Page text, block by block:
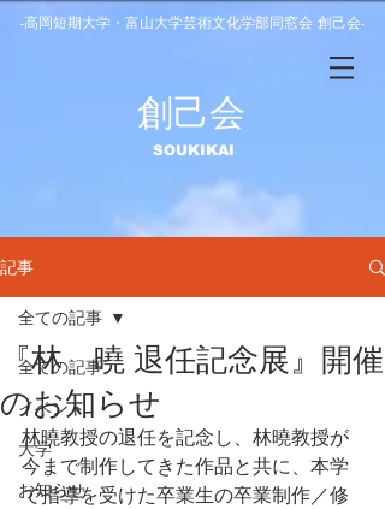
-高岡短期大学・富山大学芸術文化学部同窓会 創己会-
​SOUKIKAI
​創己会
記事
全ての記事
イベント
大学
お知らせ
全ての記事
『林 曉 退任記念展』開催
のお知らせ
林曉教授の退任を記念し、林曉教授が
今まで制作してきた作品と共に、本学
で指導を受けた卒業生の卒業制作／修